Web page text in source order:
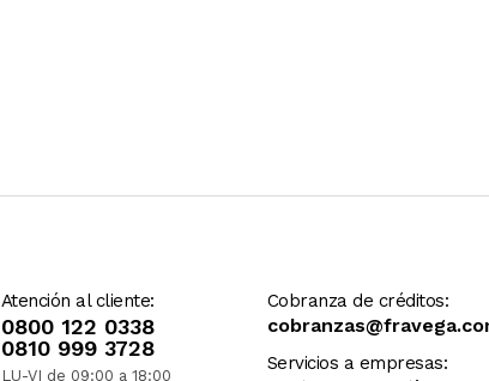
Atención al cliente:
0800 122 0338
0810 999 3728
LU-VI de 09:00 a 18:00
Cobranza de créditos:
Servicios a empresas: